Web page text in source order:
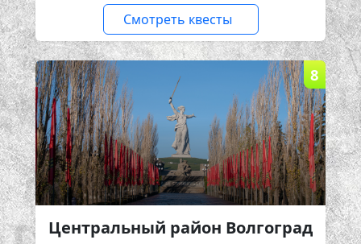
Смотреть квесты
8
Центральный район Волгоград